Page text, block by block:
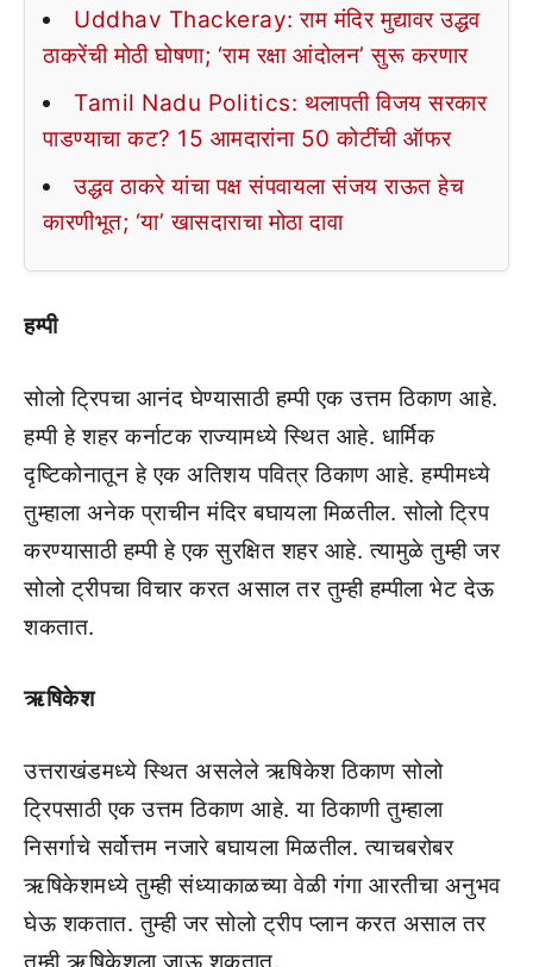
Uddhav Thackeray: राम मंदिर मुद्यावर उद्धव
ठाकरेंची मोठी घोषणा; ‘राम रक्षा आंदोलन’ सुरू करणार
Tamil Nadu Politics: थलापती विजय सरकार
पाडण्याचा कट? 15 आमदारांना 50 कोटींची ऑफर
उद्धव ठाकरे यांचा पक्ष संपवायला संजय राऊत हेच
कारणीभूत; ‘या’ खासदाराचा मोठा दावा
हम्पी
सोलो ट्रिपचा आनंद घेण्यासाठी हम्पी एक उत्तम ठिकाण आहे.
हम्पी हे शहर कर्नाटक राज्यामध्ये स्थित आहे. धार्मिक
दृष्टिकोनातून हे एक अतिशय पवित्र ठिकाण आहे. हम्पीमध्ये
तुम्हाला अनेक प्राचीन मंदिर बघायला मिळतील. सोलो ट्रिप
करण्यासाठी हम्पी हे एक सुरक्षित शहर आहे. त्यामुळे तुम्ही जर
सोलो ट्रीपचा विचार करत असाल तर तुम्ही हम्पीला भेट देऊ
शकतात.
ऋषिकेश
उत्तराखंडमध्ये स्थित असलेले ऋषिकेश ठिकाण सोलो
ट्रिपसाठी एक उत्तम ठिकाण आहे. या ठिकाणी तुम्हाला
निसर्गाचे सर्वोत्तम नजारे बघायला मिळतील. त्याचबरोबर
ऋषिकेशमध्ये तुम्ही संध्याकाळच्या वेळी गंगा आरतीचा अनुभव
घेऊ शकतात. तुम्ही जर सोलो ट्रीप प्लान करत असाल तर
तुम्ही ऋषिकेशला जाऊ शकतात.